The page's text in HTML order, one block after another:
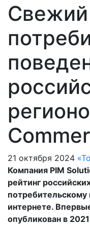
Свежий
21 октября 2024
Компания PIM
рейтинг
интернете.
опубликован в